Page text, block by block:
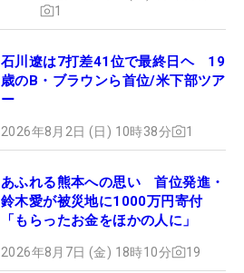
1
石川遼は7打差41位で最終日ヘ 19
歳のB・ブラウンら首位/米下部ツア
ー
2026年8月2日 (日) 10時38分 1
あふれる熊本への思い 首位発進・
鈴木愛が被災地に1000万円寄付
「もらったお金をほかの人に」
2026年8月7日 (金) 18時10分 19